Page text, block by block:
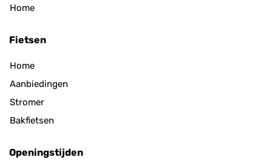
Home
Fietsen
Home
Aanbiedingen
Stromer
Bakfietsen
Openingstijden